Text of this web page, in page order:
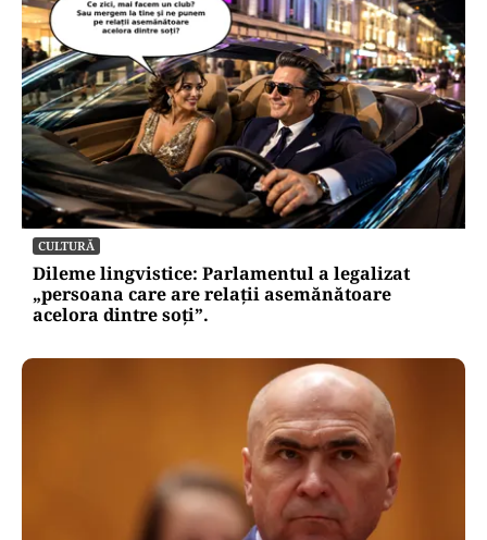
CULTURĂ
Dileme lingvistice: Parlamentul a legalizat
„persoana care are relații asemănătoare
acelora dintre soți”.